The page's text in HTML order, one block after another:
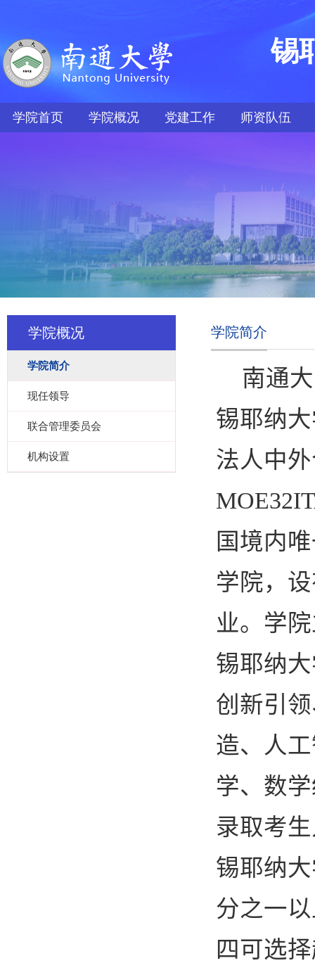
锡
学院首页 学院概况 党建工作 师资队伍
学院概况
学院简介
现任领导
联合管理委员会
机构设置
学院简介
南通
锡耶纳
法人中
国境内
学院，
业。学
锡耶纳
创新引
造、人
学、数
录取考
锡耶纳
分之一
四可选